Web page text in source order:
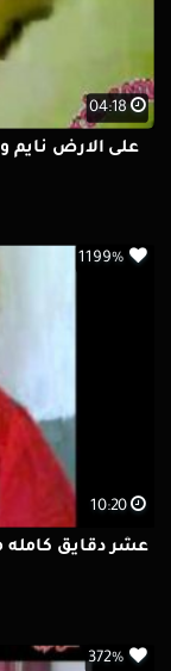
04:18
على الارض نايم
10:20
1199%
عشر دقايق
372%